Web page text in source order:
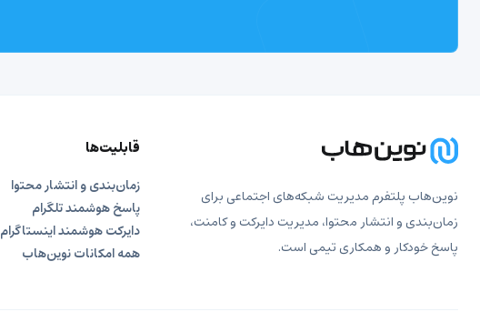
نوین‌هاب پلتفرم مدیریت شبکه‌های اجتماعی برای
زمان‌بندی و انتشار محتوا، مدیریت دایرکت و کامنت،
پاسخ خودکار و همکاری تیمی است.
قابلیت‌ها
زمان‌بندی و انتشار محتوا
پاسخ هوشمند تلگرام
دایرکت هوشمند اینستاگرام
همه امکانات نوین‌هاب